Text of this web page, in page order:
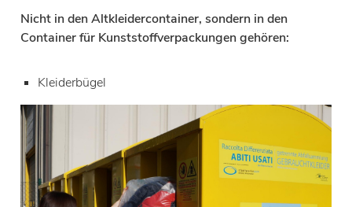
Nicht in den Altkleidercontainer, sondern in den
Container für Kunststoffverpackungen gehören:
Kleiderbügel